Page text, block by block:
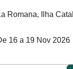
Romana, Ilha
16 a 19 Nov 2026